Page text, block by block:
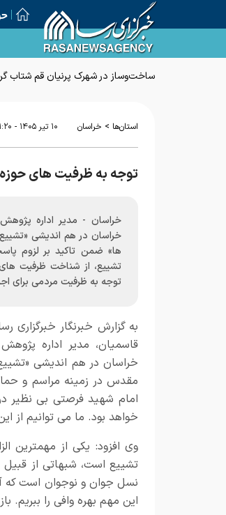
ساخت‌وساز در شهرک پرنیان قم شتاب
استان‌ها > خراسان ۱۰ تير ۱۴۰۵ - ۱۱:۲۰
توجه به ظرفیت های
خراسان - مدیر اداره
خراسان در هم اندیشی
ها» ضمن تاکید بر لزوم
تشییع، از شناخت ظرفیت
توجه به ظرفیت مردمی برای
به گزارش خبرنگار خبرگزاری
قاسمیان، مدیر اداره
خراسان در هم اندیشی
مقدس در زمینه مراسم و
امام شهید فرصتی بی نظیر در
خواهد بود. ما می توانیم از
وی افزود: یکی از مهمترین
تشییع است، شبهاتی از
نسل جوان و نوجوان است که
این مهم بهره وافی را